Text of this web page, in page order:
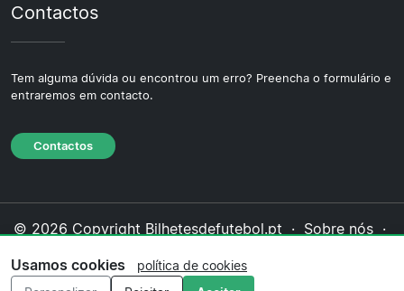
Contactos
Tem alguma dúvida ou encontrou um erro? Preencha o formulário e
entraremos em contacto.
Contactos
© 2026 Copyright Bilhetesdefutebol.pt · Sobre nós ·
cookies·Política editorial
Usamos cookies
política de cookies